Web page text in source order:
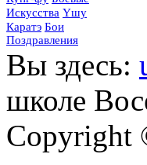
Искусства Yшу
Каратэ Бои
Поздравления
Вы здесь:
школе
Copyright